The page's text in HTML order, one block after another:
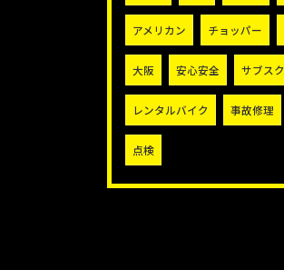
アメリカン チョッパー
大阪 安心安全 サブスク
レンタルバイク 事故修理
点検